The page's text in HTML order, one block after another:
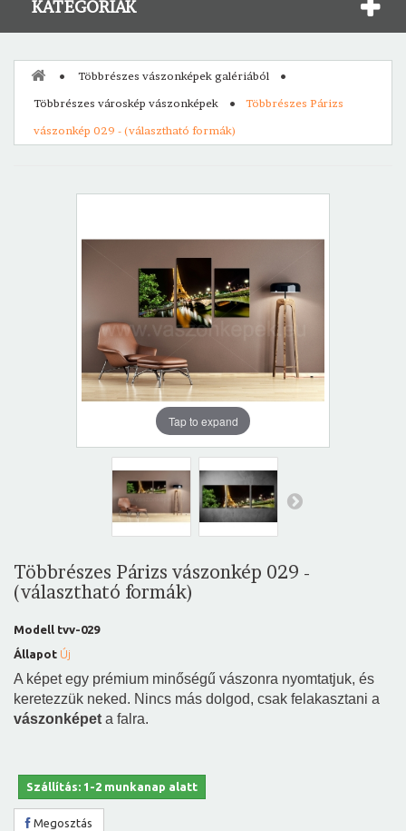
KATEGÓRIÁK
Többrészes vászonképek galériából
Többrészes városkép vászonképek
Többrészes Párizs
vászonkép 029 - (választható formák)
Tap to expand
Többrészes Párizs vászonkép 029 -
(választható formák)
Modell tvv-029
Állapot Új
A képet egy prémium minőségű vászonra nyomtatjuk, és
keretezzük neked. Nincs más dolgod, csak felakasztani a
vászonképet a falra.
Szállítás: 1-2 munkanap alatt
Megosztás